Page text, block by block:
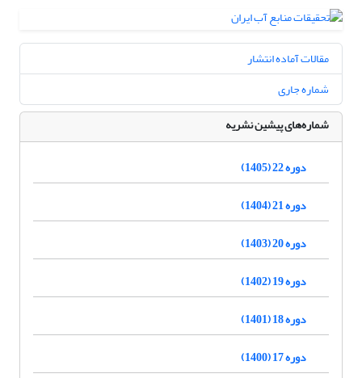
مقالات آماده انتشار
شماره جاری
شماره‌های پیشین نشریه
دوره 22 (1405)
دوره 21 (1404)
دوره 20 (1403)
دوره 19 (1402)
دوره 18 (1401)
دوره 17 (1400)